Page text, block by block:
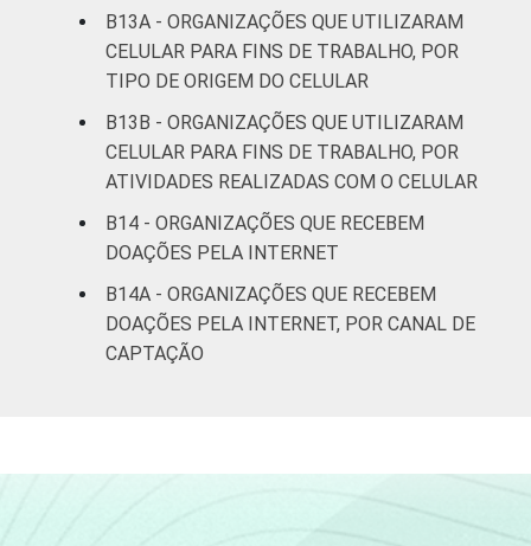
B13A - ORGANIZAÇÕES QUE UTILIZARAM
CELULAR PARA FINS DE TRABALHO, POR
TIPO DE ORIGEM DO CELULAR
B13B - ORGANIZAÇÕES QUE UTILIZARAM
CELULAR PARA FINS DE TRABALHO, POR
ATIVIDADES REALIZADAS COM O CELULAR
B14 - ORGANIZAÇÕES QUE RECEBEM
DOAÇÕES PELA INTERNET
B14A - ORGANIZAÇÕES QUE RECEBEM
DOAÇÕES PELA INTERNET, POR CANAL DE
CAPTAÇÃO